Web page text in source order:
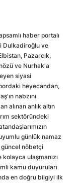
haber portalı
Dulkadiroğlu ve
Pazarcık,
ve Nurhak'a
siyasi
heyecandan,
nabzını
alınan anlık altın
sektöründeki
günlük namaz
güncel nöbetçi
ulaşmanızı
kamu duyuruları
en doğru bilgiyi ilk